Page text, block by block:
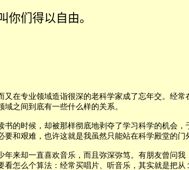
你们得以自由。
专业领域造诣很深的老科学家成了忘年交。经常
之间到底有一些什么样的关系。
时候，却被那样彻底地剥夺了学习科学的机会，
和艰难，也许这就是我虽然只能站在科学殿堂的门
却一直喜欢音乐，而且弥深弥笃。有朋友曾问我
怎么个算法：经常买唱片、听音乐，其实就是把